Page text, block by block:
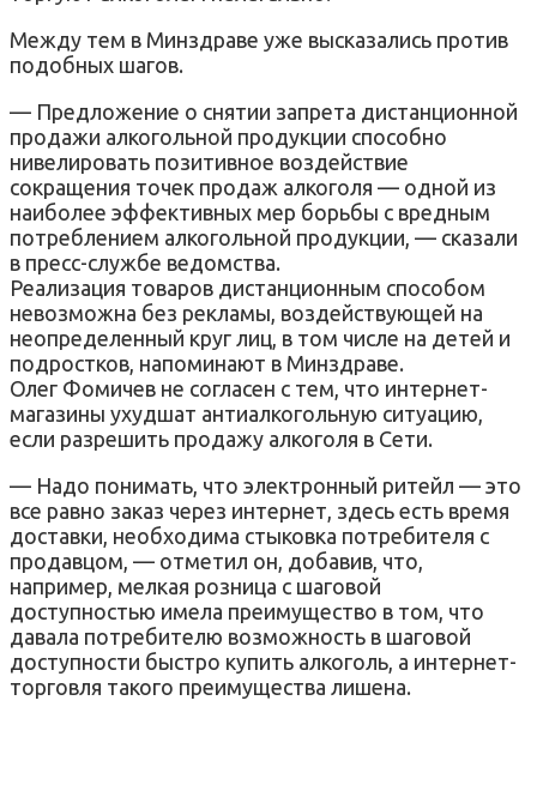
Между тем в Минздраве уже высказались против
подобных шагов.
— Предложение о снятии запрета дистанционной
продажи алкогольной продукции способно
нивелировать позитивное воздействие
сокращения точек продаж алкоголя — одной из
наиболее эффективных мер борьбы с вредным
потреблением алкогольной продукции, — сказали
в пресс-службе ведомства.
Реализация товаров дистанционным способом
невозможна без рекламы, воздействующей на
неопределенный круг лиц, в том числе на детей и
подростков, напоминают в Минздраве.
Олег Фомичев не согласен с тем, что интернет-
магазины ухудшат антиалкогольную ситуацию,
если разрешить продажу алкоголя в Сети.
— Надо понимать, что электронный ритейл — это
все равно заказ через интернет, здесь есть время
доставки, необходима стыковка потребителя с
продавцом, — отметил он, добавив, что,
например, мелкая розница с шаговой
доступностью имела преимущество в том, что
давала потребителю возможность в шаговой
доступности быстро купить алкоголь, а интернет-
торговля такого преимущества лишена.